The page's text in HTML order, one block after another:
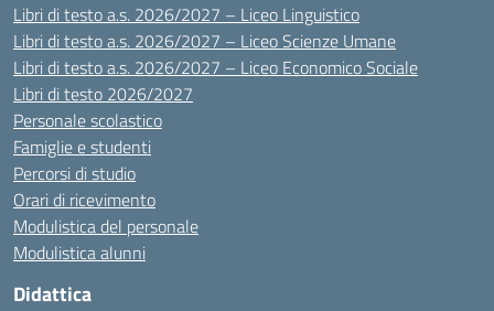
Libri di testo a.s. 2026/2027 – Liceo Linguistico
Libri di testo a.s. 2026/2027 – Liceo Scienze Umane
Libri di testo a.s. 2026/2027 – Liceo Economico Sociale
Libri di testo 2026/2027
Personale scolastico
Famiglie e studenti
Percorsi di studio
Orari di ricevimento
Modulistica del personale
Modulistica alunni
Didattica